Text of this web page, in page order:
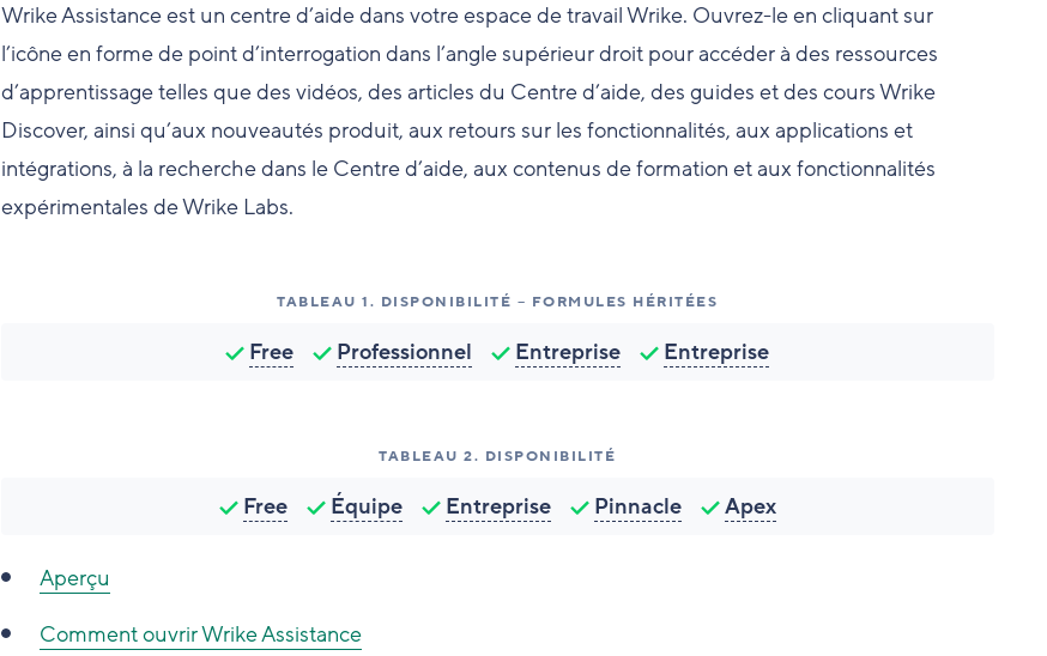
Wrike Assistance est un centre d’aide dans votre espace de travail Wrike. Ouvrez-le en cliquant sur
l’icône en forme de point d’interrogation dans l’angle supérieur droit pour accéder à des ressources
d’apprentissage telles que des vidéos, des articles du Centre d’aide, des guides et des cours Wrike
Discover, ainsi qu’aux nouveautés produit, aux retours sur les fonctionnalités, aux applications et
intégrations, à la recherche dans le Centre d’aide, aux contenus de formation et aux fonctionnalités
expérimentales de Wrike Labs.
TABLEAU 1. DISPONIBILITÉ – FORMULES HÉRITÉES
Free Professionnel Entreprise Entreprise
TABLEAU 2. DISPONIBILITÉ
Free Équipe Entreprise Pinnacle Apex
Aperçu
Comment ouvrir Wrike Assistance